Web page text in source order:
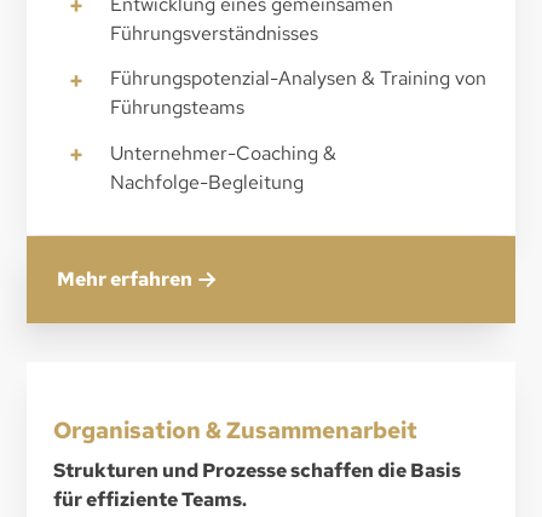
Führungsverständnisses
+
Führungspotenzial-Analysen & Training von
Führungsteams
+
Unternehmer-Coaching &
Nachfolge-Begleitung
Mehr erfahren
Organisation & Zusammenarbeit
Strukturen und Prozesse schaffen die Basis
für effiziente Teams.